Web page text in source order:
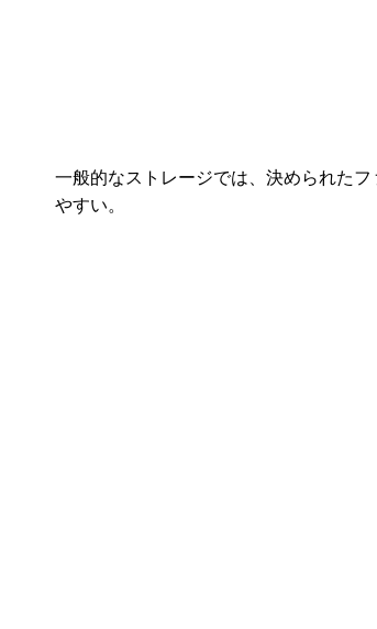
一般的なストレージでは、決められた
やすい。